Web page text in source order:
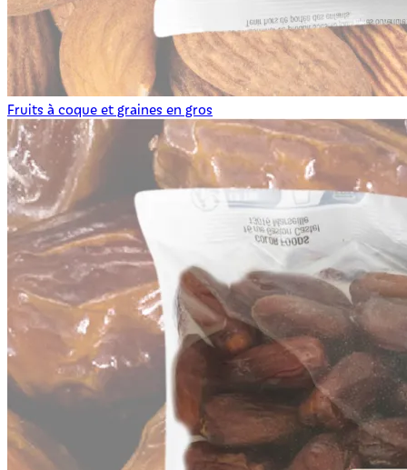
Fruits à coque et graines en gros